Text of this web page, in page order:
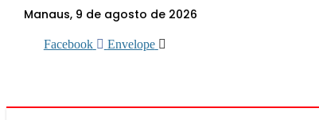
Manaus, 9 de agosto de 2026
Facebook Envelope